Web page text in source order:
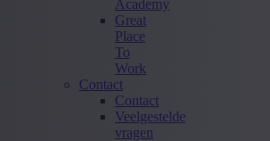
Academy
Great
Place
To
Work
Contact
Contact
Veelgestelde
vragen